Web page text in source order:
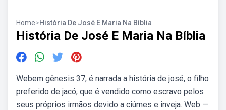
Home>História De José E Maria Na Bíblia
História De José E Maria Na Bíblia
Webem gênesis 37, é narrada a história de josé, o filho
preferido de jacó, que é vendido como escravo pelos
seus próprios irmãos devido a ciúmes e inveja. Web —